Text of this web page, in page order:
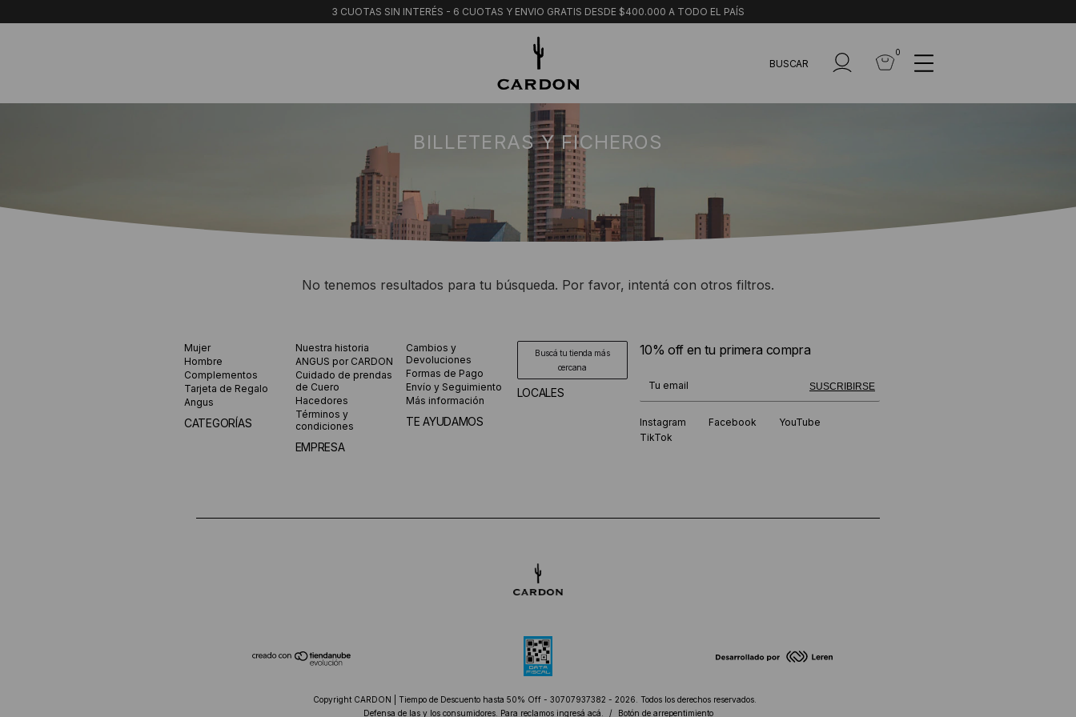
3 CUOTAS SIN INTERÉS - 6 CUOTAS Y ENVIO GRATIS DESDE $400.000 A TODO EL PAÍS
BUSCAR
0
BILLETERAS Y FICHEROS
No tenemos resultados para tu búsqueda. Por favor, intentá con otros filtros.
Mujer
Hombre
Complementos
Tarjeta de Regalo
Angus
CATEGORÍAS
Nuestra historia
ANGUS por CARDON
Cuidado de prendas
de Cuero
Hacedores
Términos y
condiciones
EMPRESA
Cambios y
Devoluciones
Formas de Pago
Envío y Seguimiento
Más información
TE AYUDAMOS
Buscá tu tienda más
cercana
LOCALES
10% off en tu primera compra
SUSCRIBIRSE
¡Te suscribiste exitosamente!
Instagram Facebook
YouTube
TikTok
Copyright CARDON | Tiempo de Descuento hasta 50% Off - 30707937382 - 2026. Todos los derechos reservados.
Defensa de las y los consumidores. Para reclamos ingresá acá. / Botón de arrepentimiento